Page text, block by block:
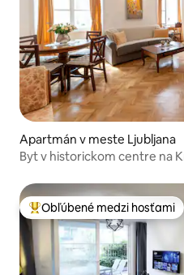
Apartmán v meste Ljubljana
Byt v historickom centre na
Najobľúbenejšie medzi
Obľúbené medzi hosťami